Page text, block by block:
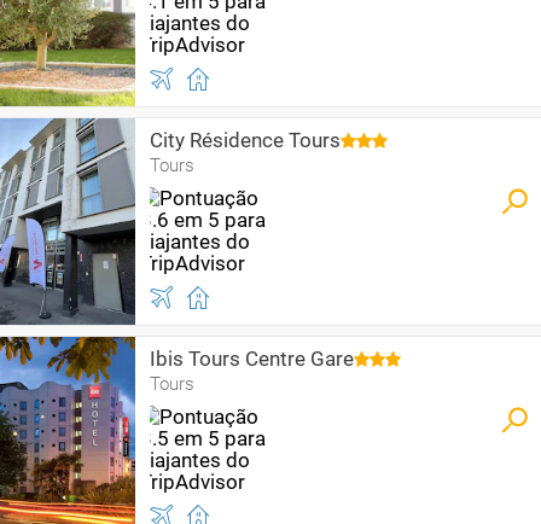
City Résidence Tours
Tours
Ibis Tours Centre Gare
Tours